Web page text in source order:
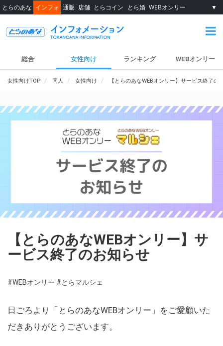
とらのあな インフォ 通販 店舗 とらコイン とら婚 WEBオンリー ▼
総合 女性向け ランキング WEBオンリー
女性向けTOP 同人 女性向け 【とらのあなWEBオンリー】サービス終了の
【とらのあなWEBオンリー】サ
ービス終了のお知らせ
#WEBオンリー #とらマルシェ
日ごろより「とらのあなWEBオンリー」をご愛顧いた
だきありがとうございます。